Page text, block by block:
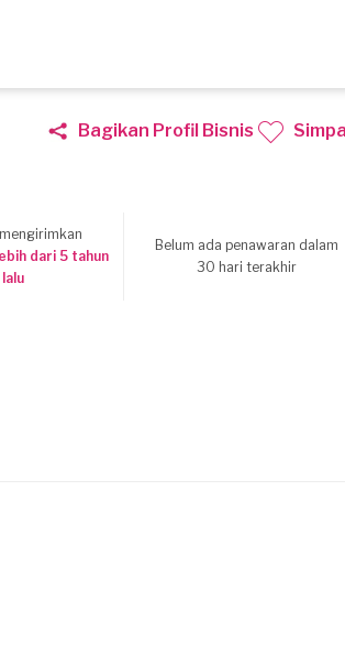
Bagikan Profil Bisnis
lebih dari 5 tahun
lalu
Belum ada penawaran dalam
30 hari terakhir